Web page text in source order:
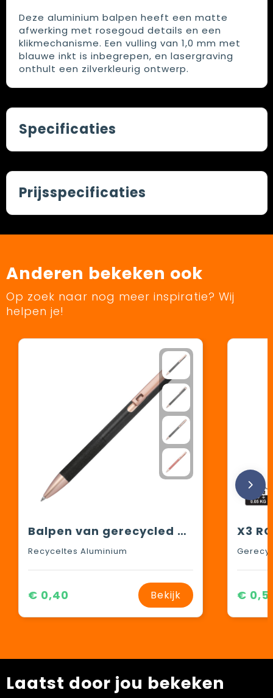
Deze aluminium balpen heeft een matte
afwerking met rosegoud details en een
klikmechanisme. Een vulling van 1,0 mm met
blauwe inkt is inbegrepen, en lasergraving
onthult een zilverkleurig ontwerp.
Specificaties
Prijsspecificaties
Anderen bekeken ook
Op zoek naar nog meer inspiratie? Wij
helpen je!
Balpen van gerecycled aluminium
Recyceltes Aluminium
€ 0,40 Bekijk €
Laatst door jou bekeken